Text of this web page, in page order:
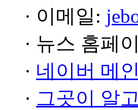
· 이메일:
· 뉴스 홈페
· 네이버 메
· 그곳이 알